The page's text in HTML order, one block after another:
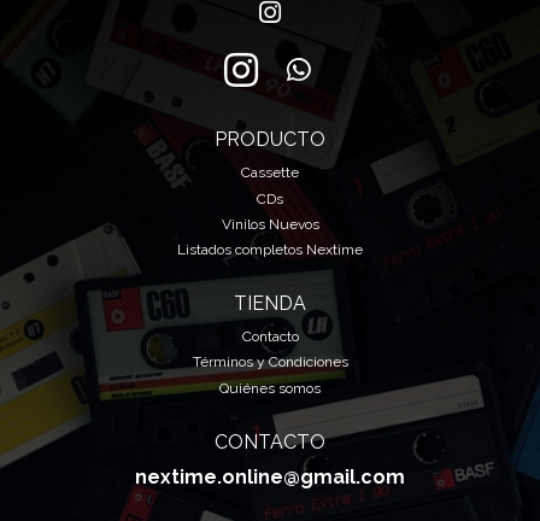
PRODUCTO
Cassette
CDs
Vinilos Nuevos
Listados completos Nextime
TIENDA
Contacto
Términos y Condiciones
Quiénes somos
CONTACTO
nextime.online@gmail.com